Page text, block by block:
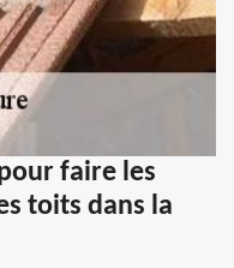
faire les
toits dans la